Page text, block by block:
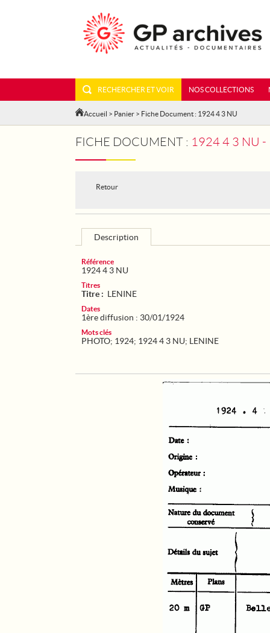
RECHERCHER ET VOIR NOS COLLECTIONS
Accueil > Panier > Fiche Document : 1924 4 3 NU
FICHE DOCUMENT : 1924 4 3 NU -
Retour
Description
Référence
1924 4 3 NU
Titres
Titre : LENINE
Dates
1ère diffusion : 30/01/1924
Mots clés
PHOTO; 1924; 1924 4 3 NU; LENINE